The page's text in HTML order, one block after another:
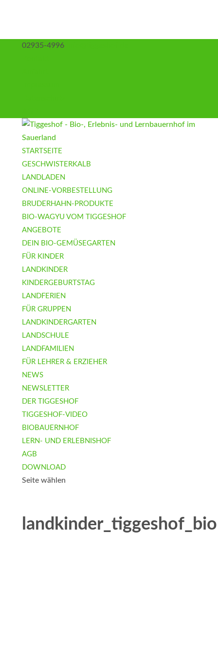
02935-4996
STARTSEITE
GESCHWISTERKALB
LANDLADEN
ONLINE-VORBESTELLUNG
BRUDERHAHN-PRODUKTE
BIO-WAGYU VOM TIGGESHOF
ANGEBOTE
DEIN BIO-GEMÜSEGARTEN
FÜR KINDER
LANDKINDER
KINDERGEBURTSTAG
LANDFERIEN
FÜR GRUPPEN
LANDKINDERGARTEN
LANDSCHULE
LANDFAMILIEN
FÜR LEHRER & ERZIEHER
NEWS
NEWSLETTER
DER TIGGESHOF
TIGGESHOF-VIDEO
BIOBAUERNHOF
LERN- UND ERLEBNISHOF
AGB
DOWNLOAD
Seite wählen